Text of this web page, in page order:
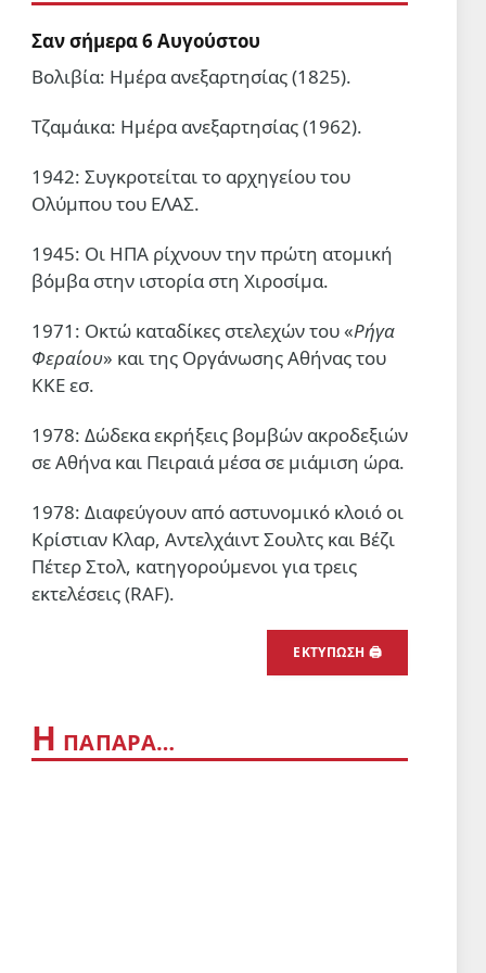
3 Αυγ 2026, 00:01
Εκατομμύρια διαδήλωσαν σε
υποστηρίζοντας την πολιτική
ΠΑΙΔΕΊΑ
Tηλεφωνικές απειλές του
ΙΝΕΔΙΒΙΜ καταγγέλλει ο
Σύλλογος Οικότροφων ΦΕΑ
Σαν σήμερα 6 Αυγούστου
Βολιβία: Ημέρα ανεξαρτησίας (1825).
Τζαμάικα: Ημέρα ανεξαρτησίας (1962).
1942: Συγκροτείται το αρχηγείου του
Ολύμπου του ΕΛΑΣ.
1945: Οι ΗΠΑ ρίχνουν την πρώτη ατομική
βόμβα στην ιστορία στη Χιροσίμα.
1971: Οκτώ καταδίκες στελεχών του «Ρήγα
Φεραίου» και της Οργάνωσης Αθήνας του
ΚΚΕ εσ.
1978: Δώδεκα εκρήξεις βομβών ακροδεξιών
σε Αθήνα και Πειραιά μέσα σε μιάμιση ώρα.
1978: Διαφεύγουν από αστυνομικό κλοιό οι
Κρίστιαν Κλαρ, Αντελχάιντ Σουλτς και Βέζι
Πέτερ Στολ, κατηγορούμενοι για τρεις
εκτελέσεις (RAF).
ΕΚΤΎΠΩΣΗ 🖨
Η ΠΑΠΆΡΑ…